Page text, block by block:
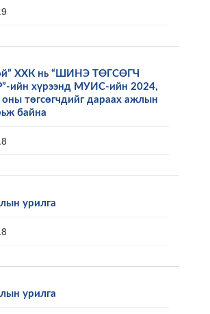
ХХК нь “ШИНЭ ТӨГСӨГЧ
ийн хүрээнд МУИС-ийн 2024,
төгсөгчдийг дараах ажлын
байна
урилга
урилга